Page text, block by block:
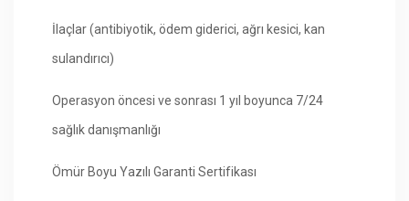
İlaçlar (antibiyotik, ödem giderici, ağrı kesici, kan
sulandırıcı)
Operasyon öncesi ve sonrası 1 yıl boyunca 7/24
sağlık danışmanlığı
Ömür Boyu Yazılı Garanti Sertifikası